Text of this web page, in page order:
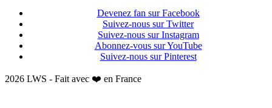
Devenez fan sur Facebook
Suivez-nous sur Twitter
Suivez-nous sur Instagram
Abonnez-vous sur YouTube
Suivez-nous sur Pinterest
2026 LWS - Fait avec ❤️ en France